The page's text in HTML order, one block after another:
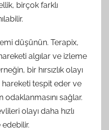
birçok farklı
düşünün. Terapix,
algılar ve izleme
bir hırsızlık olayı
tespit eder ve
odaklanmasını sağlar.
olayı daha hızlı